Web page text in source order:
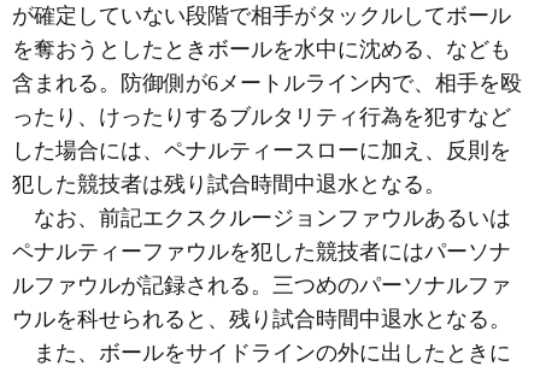
が確定していない段階で相手がタックルしてボール
を奪おうとしたときボールを水中に沈める、なども
含まれる。防御側が6メートルライン内で、相手を殴
ったり、けったりするブルタリティ行為を犯すなど
した場合には、ペナルティースローに加え、反則を
犯した競技者は残り試合時間中退水となる。
なお、前記エクスクルージョンファウルあるいは
ペナルティーファウルを犯した競技者にはパーソナ
ルファウルが記録される。三つめのパーソナルファ
ウルを科せられると、残り試合時間中退水となる。
また、ボールをサイドラインの外に出したときに